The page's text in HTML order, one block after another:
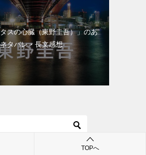
スの心臓（東野圭吾）」のあ
タバレ・長文感想
TOPへ